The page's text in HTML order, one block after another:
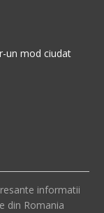
un mod ciudat
informatii
din Romania